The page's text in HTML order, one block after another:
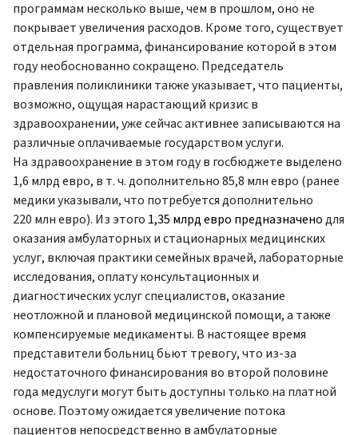
программам несколько выше, чем в прошлом, оно не
покрывает увеличения расходов. Кроме того, существует
отдельная программа, финансирование которой в этом
году необоснованно сокращено. Председатель
правления поликлиники также указывает, что пациенты,
возможно, ощущая нарастающий кризис в
здравоохранении, уже сейчас активнее записываются на
различные оплачиваемые государством услуги.
На здравоохранение в этом году в госбюджете выделено
1,6 млрд евро, в т. ч. дополнительно 85,8 млн евро (ранее
медики указывали, что потребуется дополнительно
220 млн евро). Из этого 1,35 млрд евро предназначенодля
оказания амбулаторных и стационарных медицинских
услуг, включая практики семейных врачей, лабораторные
исследования, оплату консультационных и
диагностических услуг специалистов, оказание
неотложной и плановой медицинской помощи, а также
компенсируемые медикаменты. В настоящее время
представители больниц бьют тревогу, что из-за
недостаточного финансирования во второй половине
года медуслуги могут быть доступны только на платной
основе. Поэтому ожидается увеличение потока
пациентов непосредственно в амбулаторные